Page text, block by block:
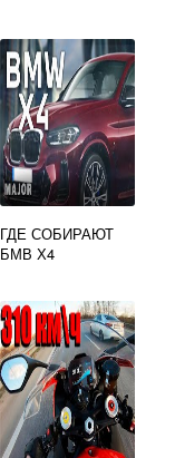
ГДЕ СОБИРАЮТ
БМВ Х4